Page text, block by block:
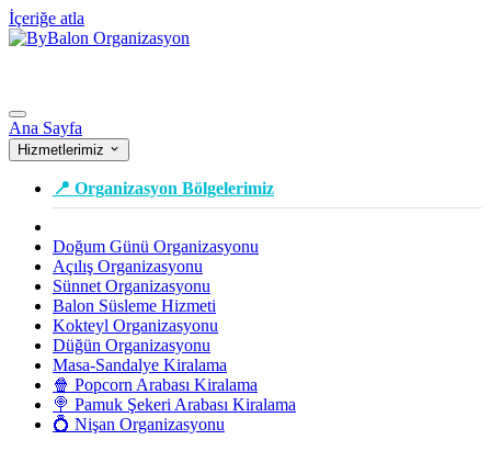
İçeriğe atla
Ana Sayfa
Hizmetlerimiz
📍 Organizasyon Bölgelerimiz
Doğum Günü Organizasyonu
Açılış Organizasyonu
Sünnet Organizasyonu
Balon Süsleme Hizmeti
Kokteyl Organizasyonu
Düğün Organizasyonu
Masa-Sandalye Kiralama
🍿 Popcorn Arabası Kiralama
🍭 Pamuk Şekeri Arabası Kiralama
💍 Nişan Organizasyonu